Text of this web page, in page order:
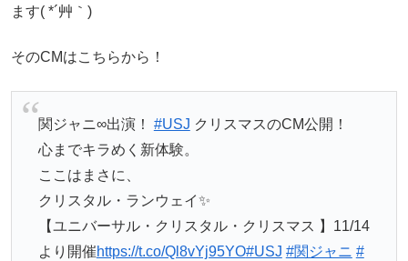
ます( *´艸｀)
そのCMはこちらから！
関ジャニ∞出演！ #USJ クリスマスのCM公開！
心までキラめく新体験。
ここはまさに、
クリスタル・ランウェイ✨
【ユニバーサル・クリスタル・クリスマス 】11/14
より開催https://t.co/Ql8vYj95YO#USJ #関ジャニ #